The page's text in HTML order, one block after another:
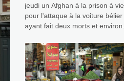
jeudi un Afghan à la prison à vie
pour l'attaque à la voiture bélier
ayant fait deux morts et environ
syndical à Munich en 2025.